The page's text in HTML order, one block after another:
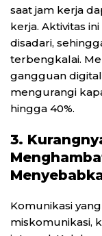
saat jam kerja
kerja. Aktivitas
disadari,
terbengkalai.
gangguan
mengurangi
hingga 40%.
3.
Komunikasi
miskomunikasi,